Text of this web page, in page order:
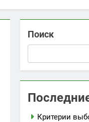
Поиск
Критерии